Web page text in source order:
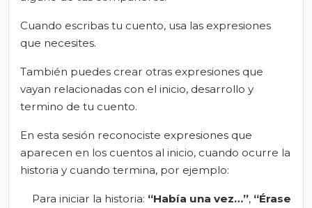
Cuando escribas tu cuento, usa las expresiones
que necesites.
También puedes crear otras expresiones que
vayan relacionadas con el inicio, desarrollo y
termino de tu cuento.
En esta sesión reconociste expresiones que
aparecen en los cuentos al inicio, cuando ocurre la
historia y cuando termina, por ejemplo:
Para iniciar la historia: “Había una vez…”, “Érase